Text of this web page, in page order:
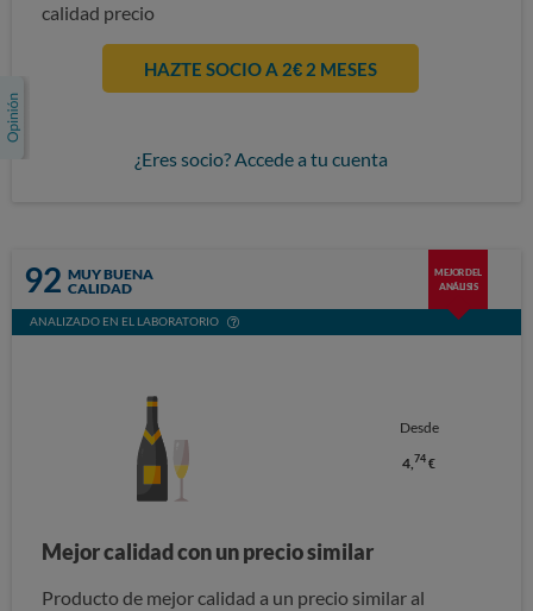
calidad precio
HAZTE SOCIO A 2€ 2 MESES
¿Eres socio? Accede a tu cuenta
92 MUY BUENA
CALIDAD
MEJOR DEL
ANÁLISIS
ANALIZADO EN EL LABORATORIO
Desde
4, 74 €
Mejor calidad con un precio similar
Producto de mejor calidad a un precio similar al